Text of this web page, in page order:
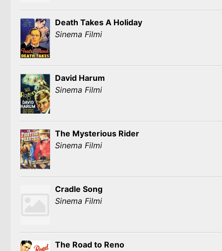
Death Takes A Holiday
Sinema Filmi
David Harum
Sinema Filmi
The Mysterious Rider
Sinema Filmi
Cradle Song
Sinema Filmi
The Road to Reno